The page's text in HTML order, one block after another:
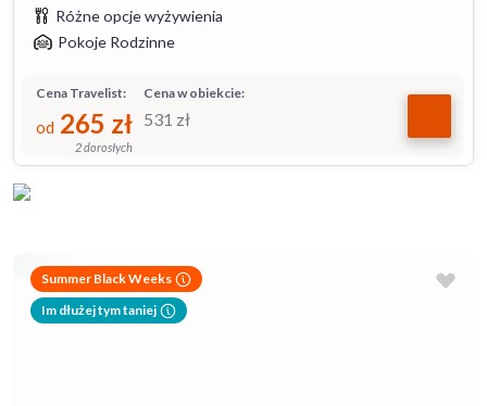
Różne opcje wyżywienia
Pokoje Rodzinne
Cena w obiekcie:
531 zł
Cena Travelist:
od 265 zł
2 dorosłych
Summer Black Weeks
Im dłużej tym taniej